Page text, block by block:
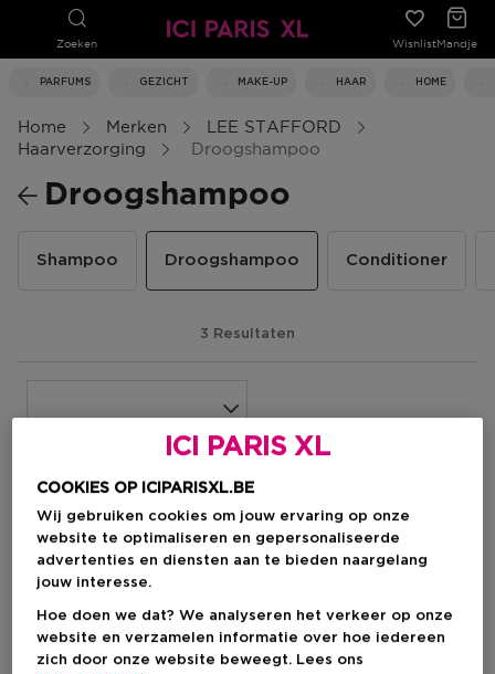
Zoeken WishlistMandje
PARFUMS GEZICHT MAKE-UP HAAR HOME
Home Merken
LEE STAFFORD
Haarverzorging
Droogshampoo
Droogshampoo
Shampoo Droogshampoo Conditioner
3 Resultaten
-15%
ICI PARIS XL
COOKIES OP ICIPARISXL.BE
Wij gebruiken cookies om jouw ervaring op onze
website te optimaliseren en gepersonaliseerde
advertenties en diensten aan te bieden naargelang
jouw interesse.
Hoe doen we dat? We analyseren het verkeer op onze
website en verzamelen informatie over hoe iedereen
zich door onze website beweegt. Lees ons